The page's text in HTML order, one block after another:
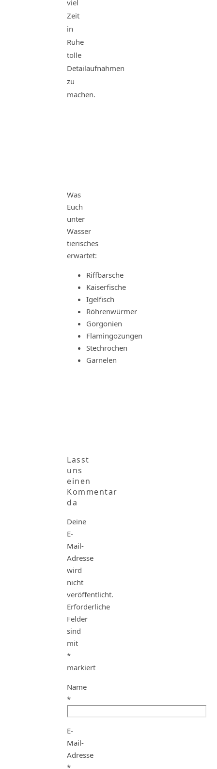
viel
Zeit
in
Ruhe
tolle
Detailaufnahmen
zu
machen.
Was
Euch
unter
Wasser
tierisches
erwartet:
Riffbarsche
Kaiserfische
Igelfisch
Röhrenwürmer
Gorgonien
Flamingozungen
Stechrochen
Garnelen
Lasst
uns
einen
Kommentar
da
Deine
E-
Mail-
Adresse
wird
nicht
veröffentlicht.
Erforderliche
Felder
sind
mit
*
markiert
Name
*
E-
Mail-
Adresse